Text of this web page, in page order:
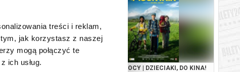
treści i reklam,
jak korzystasz z naszej
mogą połączyć te
ich usług.
KANDYDACI ŚMIERCI GÓRA MOCY | DZIECIAKI, DO KINA!